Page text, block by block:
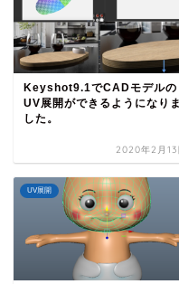
Keyshot9.1でCADモデルの
UV展開ができるようになりま
した。
2020年2月13
UV展開